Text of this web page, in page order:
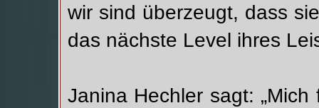
wir sind überzeugt, dass
das nächste Level ihres
Janina Hechler sagt: